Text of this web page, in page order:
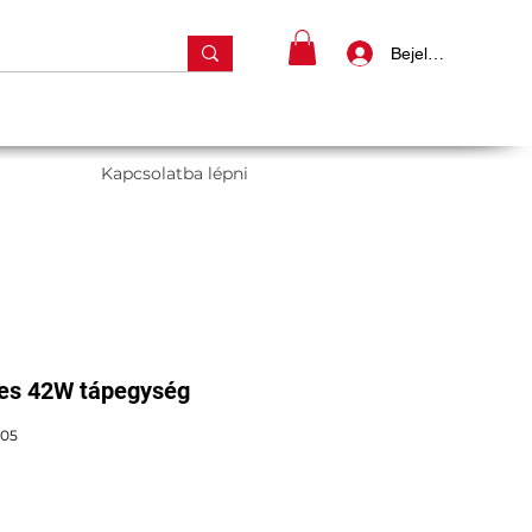
Bejelentkezés
Kapcsolatba lépni
42W tápegység